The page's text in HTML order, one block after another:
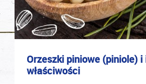
Orzeszki piniowe (piniole) i
właściwości